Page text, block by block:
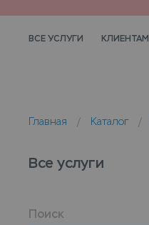
ВСЕ УСЛУГИ КЛИЕНТАМ
Главная / Каталог /
Все услуги